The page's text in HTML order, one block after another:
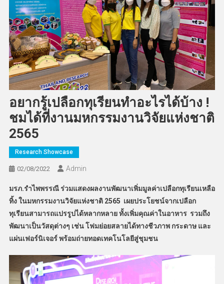
อยากรู้เปลือกทุเรียนทำอะไรได้บ้าง !
ชมได้ที่งานมหกรรมงานวิจัยแห่งชาติ
2565
Research Showcase
02/08/2022 Admin
มรภ.รำไพพรรณี ร่วมแสดงผลงานพัฒนาเพิ่มมูลค่าเปลือกทุเรียนเหลือ
ทิ้ง ในมหกรรมงานวิจัยแห่งชาติ 2565 เผยประโยชน์จากเปลือก
ทุเรียนสามารถแปรรูปได้หลากหลาย ทั้งเพิ่มคุณค่าในอาหาร รวมถึง
พัฒนาเป็นวัสดุต่างๆ เช่น โฟมย่อยสลายได้ทางชีวภาพ กระดาษ และ
แผ่นเฟอร์นิเจอร์ พร้อมถ่ายทอดเทคโนโลยีสู่ชุมชน